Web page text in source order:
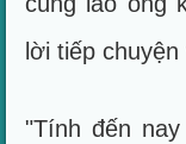
lời tiếp
"Tính đến